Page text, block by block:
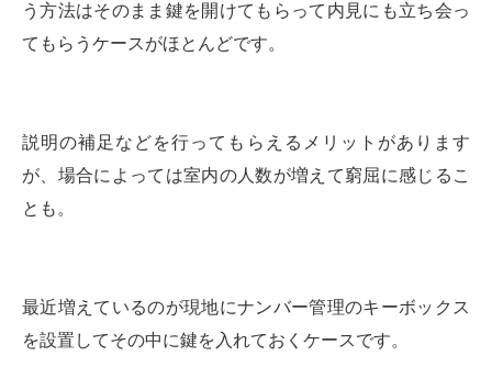
う方法はそのまま鍵を開けてもらって内見にも立ち会っ
てもらうケースがほとんどです。
説明の補足などを行ってもらえるメリットがあります
が、場合によっては室内の人数が増えて窮屈に感じるこ
とも。
最近増えているのが現地にナンバー管理のキーボックス
を設置してその中に鍵を入れておくケースです。